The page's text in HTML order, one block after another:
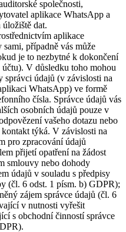
společnosti,
aplikace WhatsApp a
dat.
aplikace
případně vás může
je to nezbytné k dokončení
V důsledku toho mohou
správci údajů (v závislosti na
WhatsApp) ve formě
čísla. Správce údajů vás
osobních údajů pouze v
vašeho dotazu nebo
týká. V závislosti na
pro zpracování údajů
přijetí opatření na žádost
smlouvy nebo dohody
údajů v souladu s předpisy
(čl. 6 odst. 1 písm. b) GDPR);
zájem správce údajů (čl. 6
v nutnosti vyřešit
s obchodní činností správce